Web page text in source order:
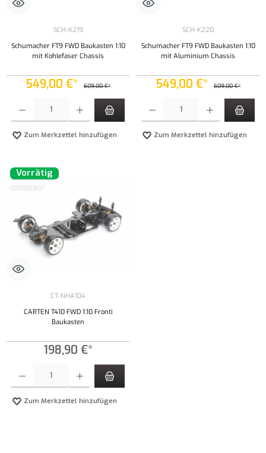
SCH-K219
Schumacher FT9 FWD Baukasten 1:10
mit Kohlefaser Chassis
549,00 €* 609,00 €*
Zum Merkzettel hinzufügen
SCH-K220
Schumacher FT9 FWD Baukasten 1:10
mit Aluminium Chassis
549,00 €* 609,00 €*
Zum Merkzettel hinzufügen
Vorrätig
CT-NHA104
CARTEN T410 FWD 1:10 Fronti
Baukasten
198,90 €*
Zum Merkzettel hinzufügen